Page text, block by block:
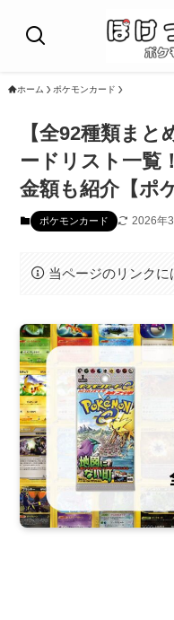
ホーム ポケモンカード
【全92種類ま
ードリスト一覧
金額も紹介【ポ
ポケモンカード 2026年
当ページのリンクに